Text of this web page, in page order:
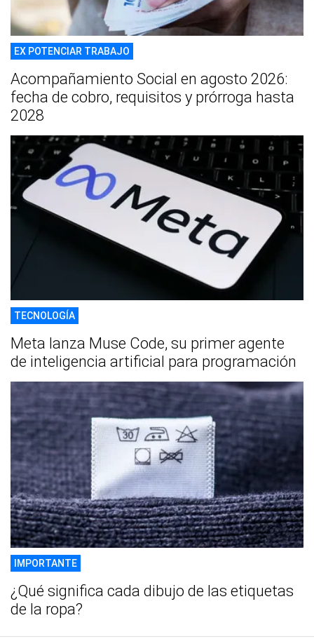
EX POTENCIAR TRABAJO
Acompañamiento Social en agosto 2026:
fecha de cobro, requisitos y prórroga hasta
2028
TECNOLOGÍA
Meta lanza Muse Code, su primer agente
de inteligencia artificial para programación
IMPORTANTE
¿Qué significa cada dibujo de las etiquetas
de la ropa?